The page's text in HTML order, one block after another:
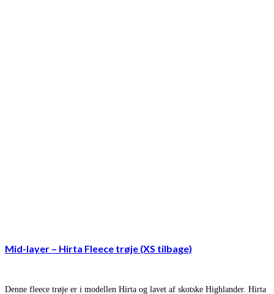
Mid-layer – Hirta Fleece trøje (XS tilbage)
Denne fleece trøje er i modellen Hirta og lavet af skotske Highlander. Hirta